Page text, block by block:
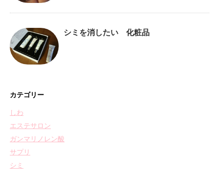
シミを消したい 化粧品
カテゴリー
しわ
エステサロン
ガンマリノレン酸
サプリ
シミ